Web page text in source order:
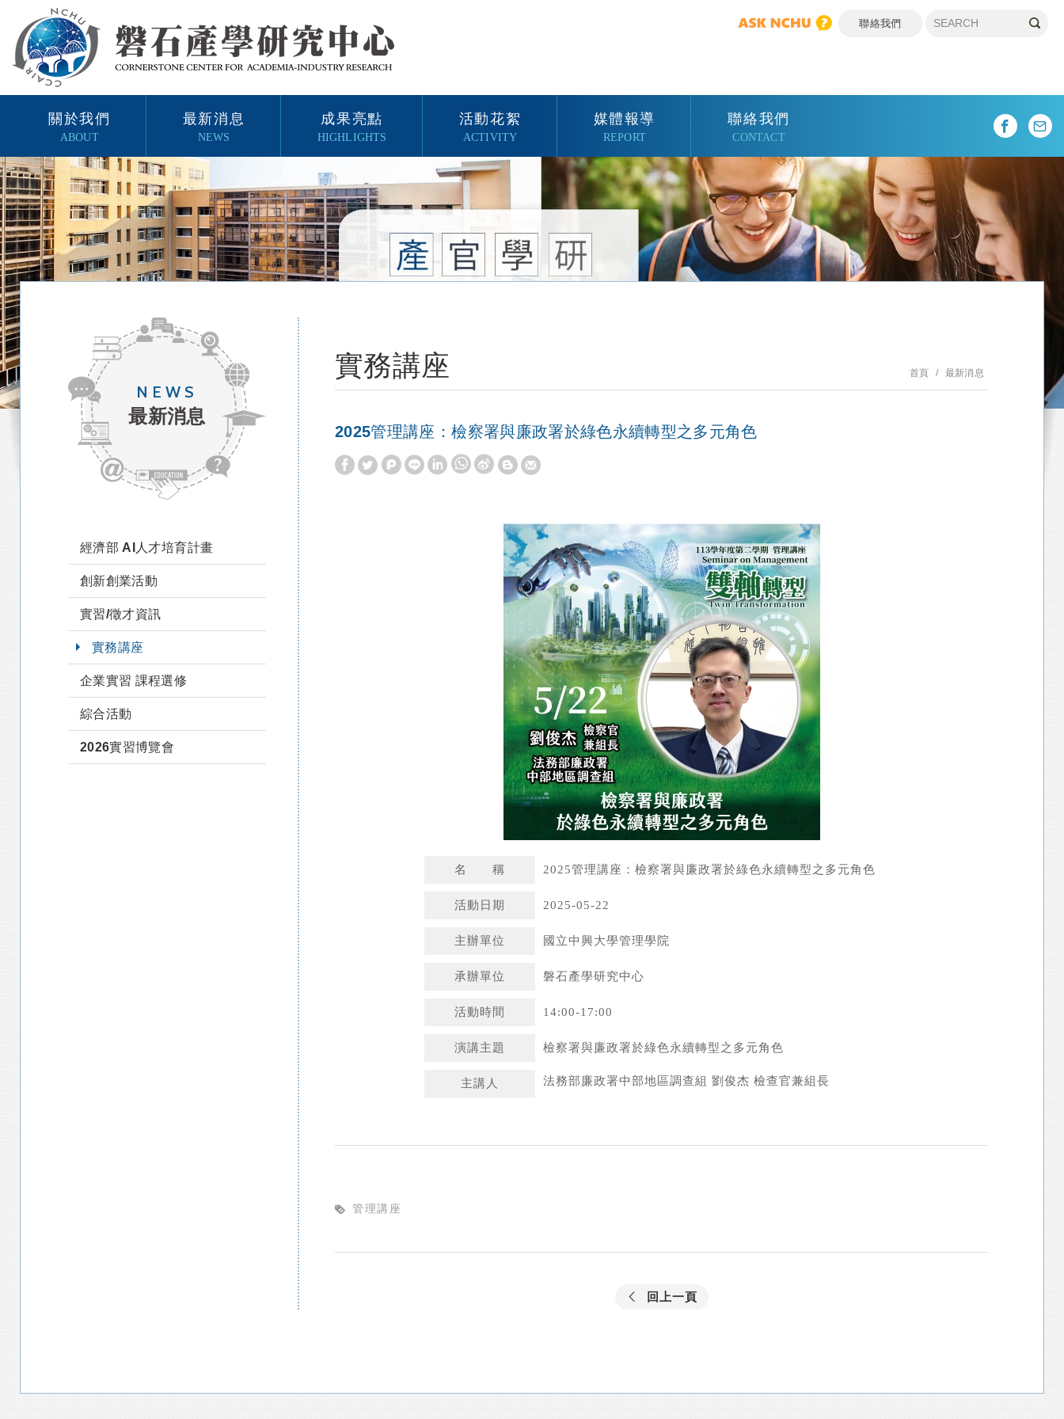
聯絡我們
關於我們
ABOUT
最新消息
NEWS
成果亮點
HIGHLIGHTS
活動花絮
ACTIVITY
媒體報導
REPORT
聯絡我們
CONTACT
NEWS
最新消息
經濟部 AI人才培育計畫
創新創業活動
實習/徵才資訊
實務講座
企業實習 課程選修
綜合活動
2026實習博覽會
實務講座 首頁 最新消息
2025管理講座：檢察署與廉政署於綠色永續轉型之多元角色
名 稱 2025管理講座：檢察署與廉政署於綠色永續轉型之多元角色
活動日期 2025-05-22
主辦單位 國立中興大學管理學院
承辦單位 磐石產學研究中心
活動時間 14:00-17:00
演講主題 檢察署與廉政署於綠色永續轉型之多元角色
主講人 法務部廉政署中部地區調查組 劉俊杰 檢查官兼組長
管理講座
回上一頁